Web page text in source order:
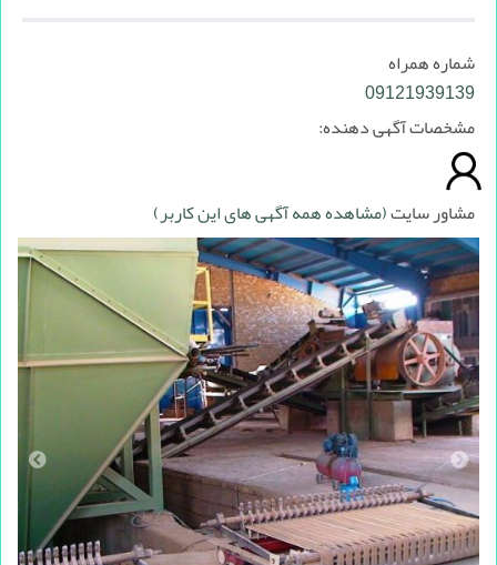
شماره همراه
09121939139
مشخصات آگهی دهنده:
مشاور سایت(مشاهده همه آگهی های این کاربر)